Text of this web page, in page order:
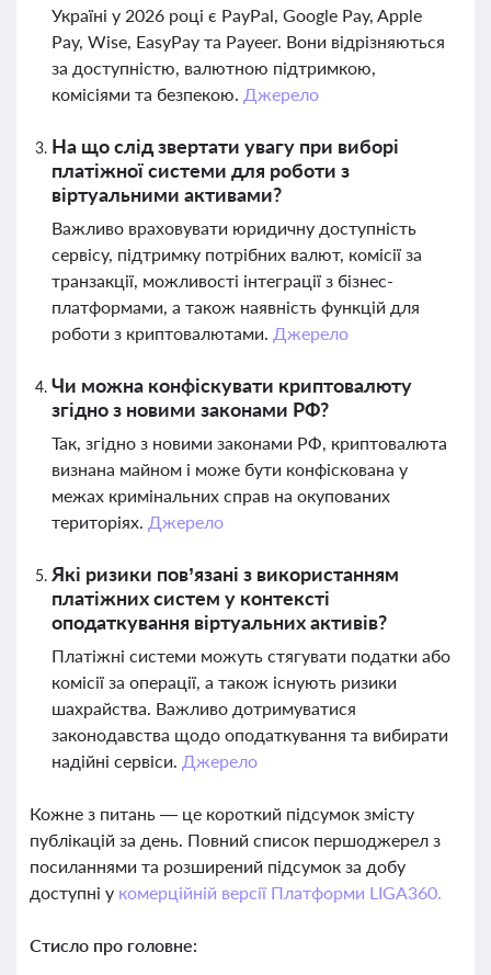
Україні у 2026 році є PayPal, Google Pay, Apple
Pay, Wise, EasyPay та Payeer. Вони відрізняються
за доступністю, валютною підтримкою,
комісіями та безпекою. Джерело
На що слід звертати увагу при виборі
платіжної системи для роботи з
віртуальними активами?
Важливо враховувати юридичну доступність
сервісу, підтримку потрібних валют, комісії за
транзакції, можливості інтеграції з бізнес-
платформами, а також наявність функцій для
роботи з криптовалютами. Джерело
Чи можна конфіскувати криптовалюту
згідно з новими законами РФ?
Так, згідно з новими законами РФ, криптовалюта
визнана майном і може бути конфіскована у
межах кримінальних справ на окупованих
територіях. Джерело
Які ризики пов’язані з використанням
платіжних систем у контексті
оподаткування віртуальних активів?
Платіжні системи можуть стягувати податки або
комісії за операції, а також існують ризики
шахрайства. Важливо дотримуватися
законодавства щодо оподаткування та вибирати
надійні сервіси. Джерело
Кожне з питань — це короткий підсумок змісту
публікацій за день. Повний список першоджерел з
посиланнями та розширений підсумок за добу
доступні у комерційній версії Платформи LIGA360.
Стисло про головне: